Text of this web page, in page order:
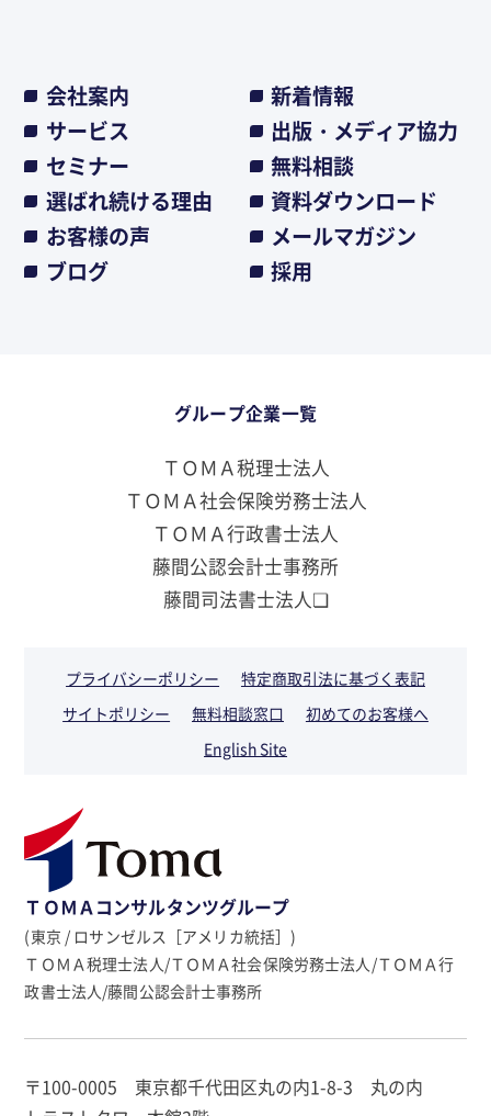
会社案内
新着情報
サービス
出版・メディア協力
セミナー
無料相談
選ばれ続ける理由
資料ダウンロード
お客様の声
メールマガジン
ブログ
採用
グループ企業一覧
ＴＯＭＡ税理士法人
ＴＯＭＡ社会保険労務士法人
ＴＯＭＡ行政書士法人
藤間公認会計士事務所
藤間司法書士法人❏
プライバシーポリシー
特定商取引法に基づく表記
サイトポリシー
無料相談窓口
初めてのお客様へ
English Site
ＴＯＭＡコンサルタンツグループ
(東京 / ロサンゼルス［アメリカ統括］)
ＴＯＭＡ税理士法人/ＴＯＭＡ社会保険労務士法人/ＴＯＭＡ行
政書士法人/藤間公認会計士事務所
〒100-0005 東京都千代田区丸の内1-8-3 丸の内